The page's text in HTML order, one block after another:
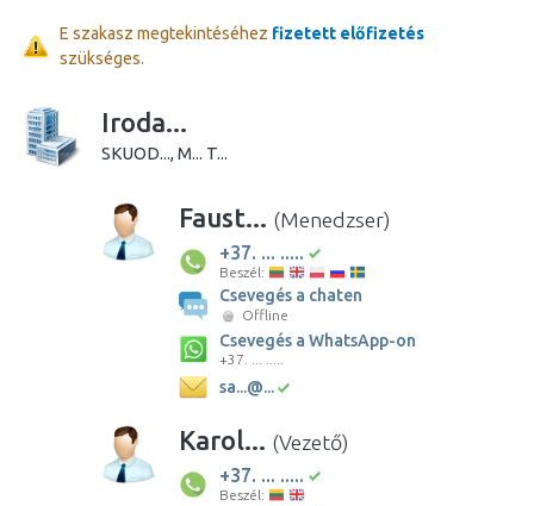
E szakasz megtekintéséhez fizetett előfizetés
szükséges.
Iroda...
SKUOD..., M... T...
Faust... (Menedzser)
+37. ... .....
Beszél:
Csevegés a chaten
Offline
Csevegés a WhatsApp-on
+37. ... .....
sa...@...
Karol... (Vezető)
+37. ... .....
Beszél: